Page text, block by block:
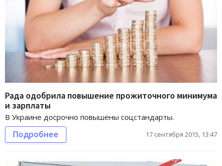
Рада одобрила повышение прожиточного минимума
и зарплаты
В Украине досрочно повышены соцстандарты.
Подробнее 17 сентября 2015, 13:47